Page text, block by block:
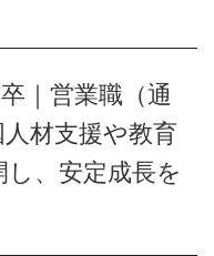
｜営業職（通
材支援や教育
、安定成長を